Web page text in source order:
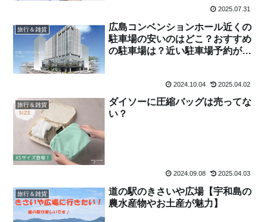
2025.07.31
旅行＆雑貨
広島コンベンションホール近くの
駐車場の安いのはどこ？おすすめ
の駐車場は？近い駐車場予約がで
2024.10.04 2025.04.02
旅行＆雑貨
ダイソーに圧縮バッグは売ってな
い？
2024.09.08 2025.04.03
旅行＆雑貨
道の駅のきさいや広場【宇和島の
農水産物やお土産が魅力】